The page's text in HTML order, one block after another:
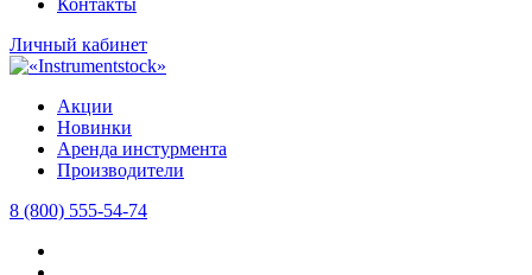
Контакты
Личный кабинет
Акции
Новинки
Аренда инстурмента
Производители
8 (800) 555-54-74